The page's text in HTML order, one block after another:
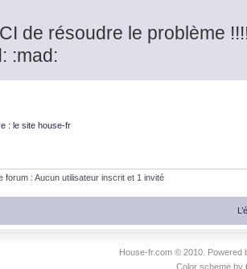
de résoudre le problème
:mad:
: le site house-fr
forum : Aucun utilisateur inscrit et 1 invité
House-fr.com © 2010. Powered
Color scheme by